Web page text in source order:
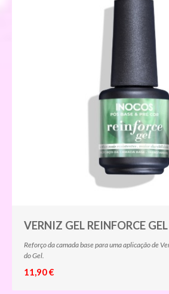
VERNIZ GEL REINFORCE GEL
Reforço da camada base para uma aplicação de
do Gel.
11,90 €